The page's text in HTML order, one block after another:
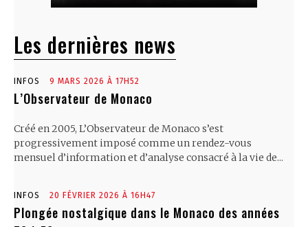
Les dernières news
INFOS 9 MARS 2026 À 17H52
L’Observateur de Monaco
Créé en 2005, L’Observateur de Monaco s’est
progressivement imposé comme un rendez-vous
mensuel d’information et d’analyse consacré à la vie de...
INFOS 20 FÉVRIER 2026 À 16H47
Plongée nostalgique dans le Monaco des années